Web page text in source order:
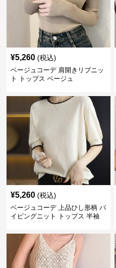
¥5,260 (税込)
ベージュコーデ 肩開きリブニッ
ト トップス ベージュ
¥5,260 (税込)
ベージュコーデ 上品ひし形柄 パ
イピングニット トップス 半袖